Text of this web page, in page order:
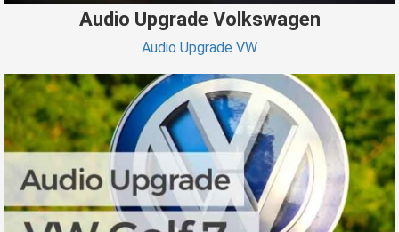
Audio Upgrade Volkswagen
Audio Upgrade VW